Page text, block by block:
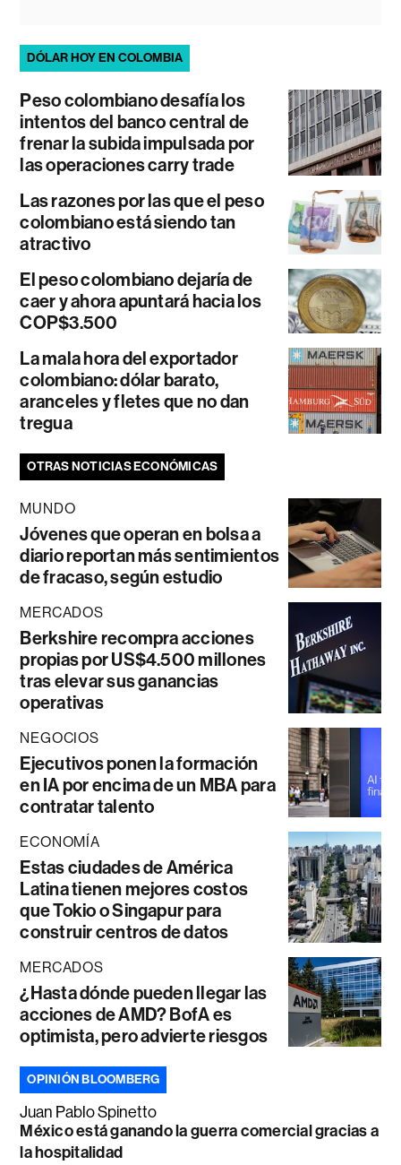
DÓLAR HOY EN COLOMBIA
Peso colombiano desafía los
intentos del banco central de
frenar la subida impulsada por
las operaciones carry trade
Las razones por las que el peso
colombiano está siendo tan
atractivo
El peso colombiano dejaría de
caer y ahora apuntará hacia los
COP$3.500
La mala hora del exportador
colombiano: dólar barato,
aranceles y fletes que no dan
tregua
OTRAS NOTICIAS ECONÓMICAS
MUNDO
Jóvenes que operan en bolsa a
diario reportan más sentimientos
de fracaso, según estudio
MERCADOS
Berkshire recompra acciones
propias por US$4.500 millones
tras elevar sus ganancias
operativas
NEGOCIOS
Ejecutivos ponen la formación
en IA por encima de un MBA para
contratar talento
ECONOMÍA
Estas ciudades de América
Latina tienen mejores costos
que Tokio o Singapur para
construir centros de datos
MERCADOS
¿Hasta dónde pueden llegar las
acciones de AMD? BofA es
optimista, pero advierte riesgos
OPINIÓN BLOOMBERG
Juan Pablo Spinetto
México está ganando la guerra comercial gracias a
la hospitalidad